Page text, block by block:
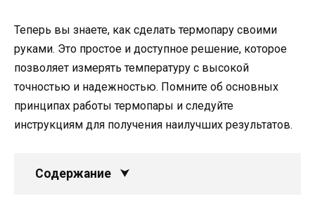
Теперь вы знаете, как сделать термопару своими
руками. Это простое и доступное решение, которое
позволяет измерять температуру с высокой
точностью и надежностью. Помните об основных
принципах работы термопары и следуйте
инструкциям для получения наилучших результатов.
Содержание